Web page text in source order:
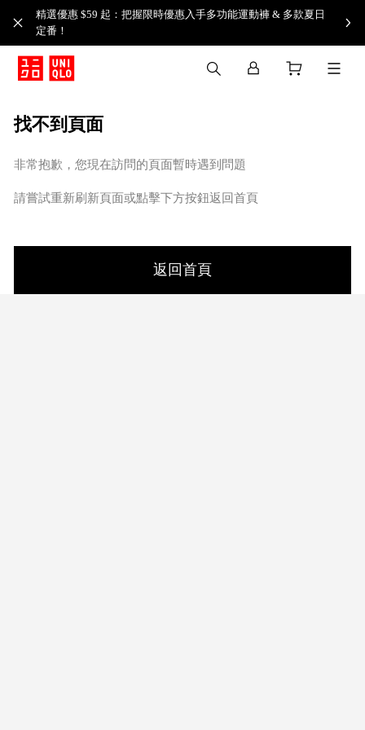
精選優惠 $59 起：把握限時優惠入手多功能運動褲 & 多款夏日
定番！​
找不到頁面
非常抱歉，您現在訪問的頁面暫時遇到問題
請嘗試重新刷新頁面或點擊下方按鈕返回首頁
返回首頁